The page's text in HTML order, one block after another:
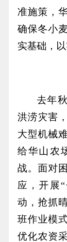
准施策，
确保冬小
实基础，
去年
洪涝灾害
大型机械
给华山农
战。面对
应，开展
动，抢抓
班作业模
优化农资